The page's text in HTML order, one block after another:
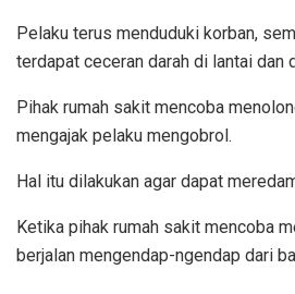
Pelaku terus menduduki korban,
terdapat ceceran darah di lantai dan
Pihak rumah sakit mencoba
mengajak pelaku mengobrol.
Hal itu dilakukan agar dapat
Ketika pihak rumah sakit mencoba
berjalan mengendap-ngendap dari